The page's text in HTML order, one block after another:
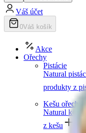
Váš účet
0Váš košík
Akce
Ořechy
Pistácie
Natural
produkty z
Kešu ořechy
Natural kešu
z kešu